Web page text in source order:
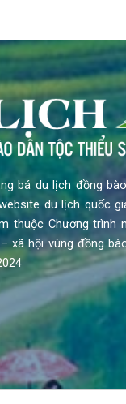
bá du lịch đồng
du lịch quốc
thuộc Chương trình
xã hội vùng đồng